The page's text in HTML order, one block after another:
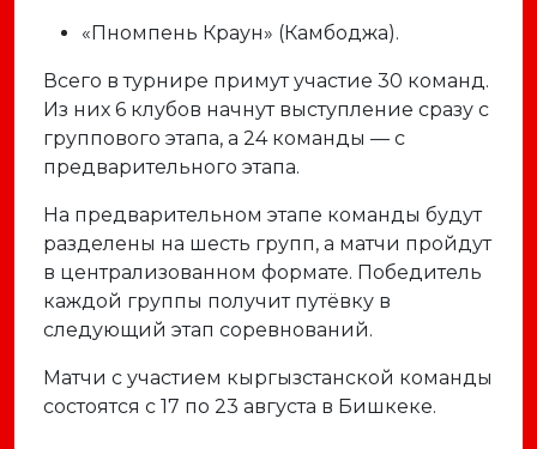
«Пномпень Краун» (Камбоджа).
Всего в турнире примут участие 30 команд.
Из них 6 клубов начнут выступление сразу с
группового этапа, а 24 команды — с
предварительного этапа.
На предварительном этапе команды будут
разделены на шесть групп, а матчи пройдут
в централизованном формате. Победитель
каждой группы получит путёвку в
следующий этап соревнований.
Матчи с участием кыргызстанской команды
состоятся с 17 по 23 августа в Бишкеке.